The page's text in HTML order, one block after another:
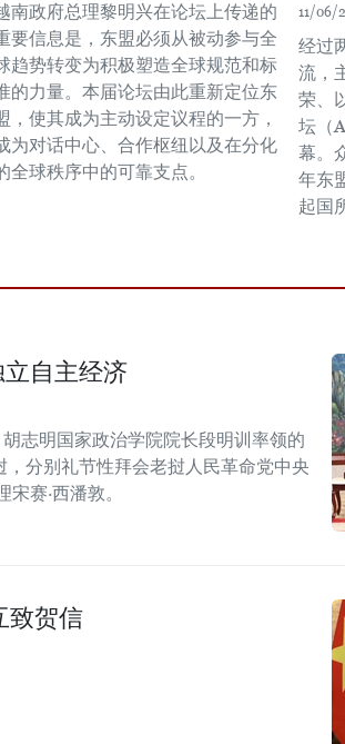
南政府总理黎明兴在论坛上传递的
要信息是，东盟必须从被动参与全
趋势转变为积极塑造全球规范和标
的力量。本届论坛由此重新定位东
，使其成为主动设定议程的一方，
为对话中心、合作枢纽以及在分化
全球秩序中的可靠支点。
11/06/
经过
流，
荣、
坛（
幕。
年东
起国
自主经济
志明国家政治学院院长段明训率领的
分别礼节性拜会老挝人民革命党中央
赛·西潘敦。
致贺信